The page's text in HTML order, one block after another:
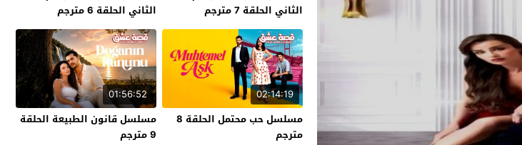
الثاني الحلقة 7 مترجم
الثاني الحلقة 6 مترجم
02:14:19
مسلسل حب محتمل الحلقة 8
مترجم
01:56:52
مسلسل قانون الطبيعة الحلقة
9 مترجم